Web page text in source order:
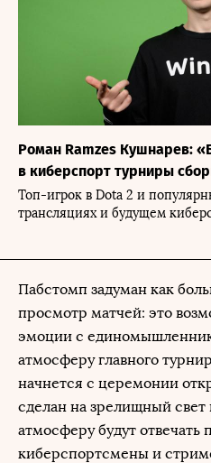
Роман Ramzes Кушнарев:
в киберспорт турниры
Топ-игрок в Dota 2 и
трансляциях и будущем
Пабстомп задуман как
просмотр матчей: это
эмоции с
атмосферу главного
начнется с церемонии
сделан на зрелищный свет
атмосферу будут отвечать
киберспортсмены и